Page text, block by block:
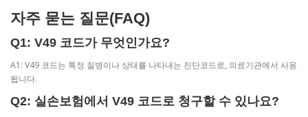
자주 묻는 질문(FAQ)
Q1: V49 코드가 무엇인가요?
A1: V49 코드는 특정 질병이나 상태를 나타내는 진단코드로, 의료기관에서 사용
됩니다.
Q2: 실손보험에서 V49 코드로 청구할 수 있나요?